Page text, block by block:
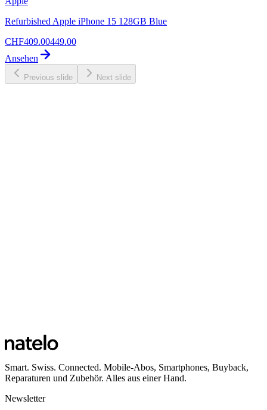
Refurbished Apple iPhone 15 128GB Blue
CHF409.00449.00
Ansehen
Previous slide Next slide
Smart. Swiss. Connected. Mobile-Abos, Smartphones, Buyback,
Reparaturen und Zubehör. Alles aus einer Hand.
Newsletter